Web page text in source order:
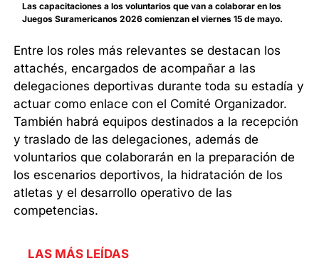
Las capacitaciones a los voluntarios que van a colaborar en los
Juegos Suramericanos 2026 comienzan el viernes 15 de mayo.
Entre los roles más relevantes se destacan los
attachés, encargados de acompañar a las
delegaciones deportivas durante toda su estadía y
actuar como enlace con el Comité Organizador.
También habrá equipos destinados a la recepción
y traslado de las delegaciones, además de
voluntarios que colaborarán en la preparación de
los escenarios deportivos, la hidratación de los
atletas y el desarrollo operativo de las
competencias.
LAS MÁS LEÍDAS